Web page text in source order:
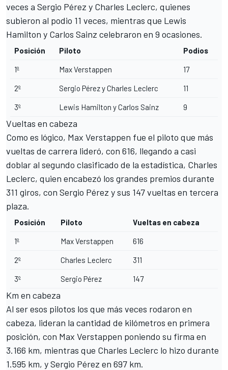
veces a Sergio Pérez y Charles Leclerc, quienes
subieron al podio 11 veces, mientras que Lewis
Hamilton y Carlos Sainz celebraron en 9 ocasiones.
Posición Piloto Podios
1º Max Verstappen 17
2º Sergio Pérez y Charles Leclerc 11
3º Lewis Hamilton y Carlos Sainz 9
Vueltas en cabeza
Como es lógico, Max Verstappen fue el piloto que más
vueltas de carrera lideró, con 616, llegando a casi
doblar al segundo clasificado de la estadística, Charles
Leclerc, quien encabezó los grandes premios durante
311 giros, con Sergio Pérez y sus 147 vueltas en tercera
plaza.
Posición Piloto Vueltas en cabeza
1º Max Verstappen 616
2º Charles Leclerc 311
3º Sergio Pérez 147
Km en cabeza
Al ser esos pilotos los que más veces rodaron en
cabeza, lideran la cantidad de kilómetros en primera
posición, con Max Verstappen poniendo su firma en
3.166 km, mientras que Charles Leclerc lo hizo durante
1.595 km, y Sergio Pérez en 697 km.